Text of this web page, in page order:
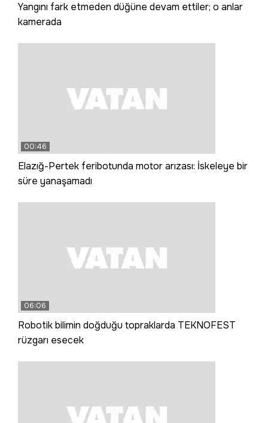
Yangını fark etmeden düğüne devam ettiler; o anlar
kamerada
00:46
Elazığ-Pertek feribotunda motor arızası: İskeleye bir
süre yanaşamadı
06:06
Robotik bilimin doğduğu topraklarda TEKNOFEST
rüzgarı esecek